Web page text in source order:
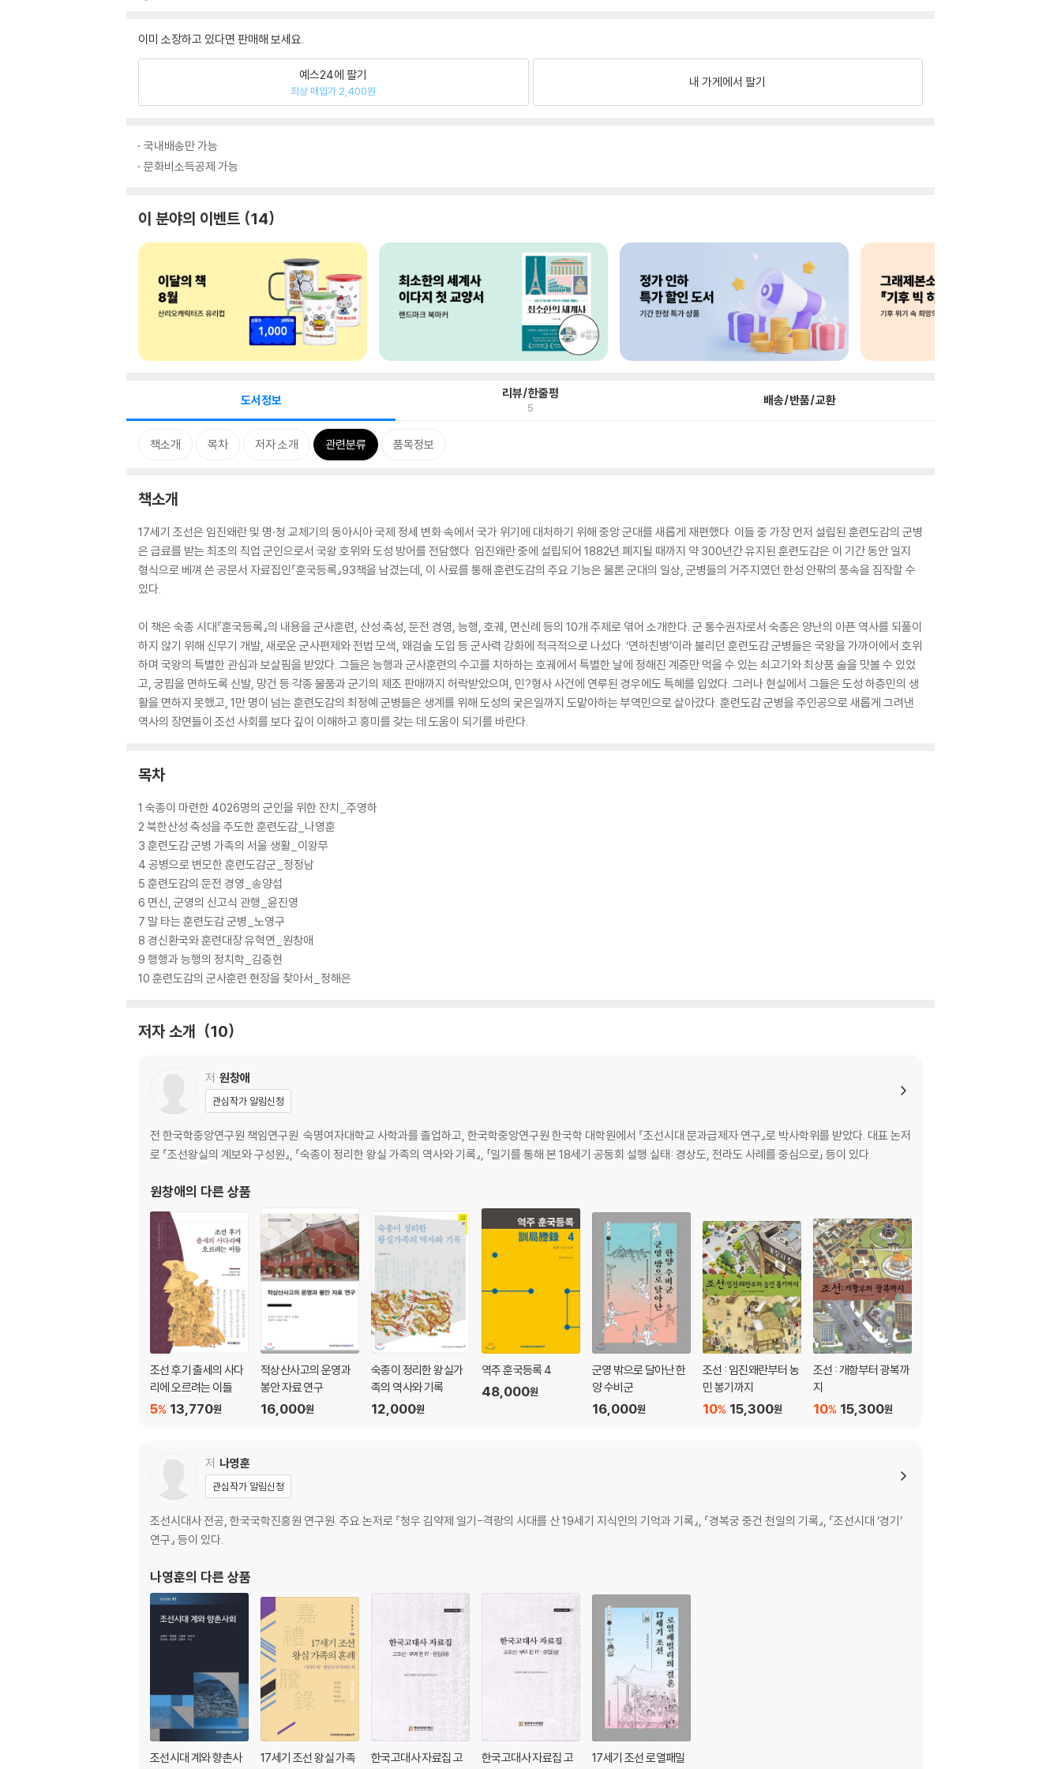
이미 소장하고 있다면 판매해 보세요.
예스24에 팔기
최상 매입가 2,400원
내 가게에서 팔기
국내배송만 가능
문화비소득공제 가능
이 분야의 이벤트 14
도서정보 리뷰/한줄평
5 배송/반품/교환
책소개 목차 저자 소개 관련분류 품목정보
책소개
17세기 조선은 임진왜란 및 명·청 교체기의 동아시아 국제 정세 변화 속에서 국가 위기에 대처하기 위해 중앙 군대를 새롭게 재편했다. 이들 중 가장 먼저 설립된 훈련도감의 군병
은 급료를 받는 최초의 직업 군인으로서 국왕 호위와 도성 방어를 전담했다. 임진왜란 중에 설립되어 1882년 폐지될 때까지 약 300년간 유지된 훈련도감은 이 기간 동안 일지
형식으로 베껴 쓴 공문서 자료집인『훈국등록』93책을 남겼는데, 이 사료를 통해 훈련도감의 주요 기능은 물론 군대의 일상, 군병들의 거주지였던 한성 안팎의 풍속을 짐작할 수
있다.
이 책은 숙종 시대『훈국등록』의 내용을 군사훈련, 산성 축성, 둔전 경영, 능행, 호궤, 면신례 등의 10개 주제로 엮어 소개한다. 군 통수권자로서 숙종은 양난의 아픈 역사를 되풀이
하지 않기 위해 신무기 개발, 새로운 군사편제와 전법 모색, 왜검술 도입 등 군사력 강화에 적극적으로 나섰다. ‘연하친병’이라 불리던 훈련도감 군병들은 국왕을 가까이에서 호위
하며 국왕의 특별한 관심과 보살핌을 받았다. 그들은 능행과 군사훈련의 수고를 치하하는 호궤에서 특별한 날에 정해진 계층만 먹을 수 있는 쇠고기와 최상품 술을 맛볼 수 있었
고, 궁핍을 면하도록 신발, 망건 등 각종 물품과 군기의 제조 판매까지 허락받았으며, 민?형사 사건에 연루된 경우에도 특혜를 입었다. 그러나 현실에서 그들은 도성 하층민의 생
활을 면하지 못했고, 1만 명이 넘는 훈련도감의 최정예 군병들은 생계를 위해 도성의 궂은일까지 도맡아하는 부역민으로 살아갔다. 훈련도감 군병을 주인공으로 새롭게 그려낸
역사의 장면들이 조선 사회를 보다 깊이 이해하고 흥미를 갖는 데 도움이 되기를 바란다.
목차
1 숙종이 마련한 4026명의 군인을 위한 잔치_주영하
2 북한산성 축성을 주도한 훈련도감_나영훈
3 훈련도감 군병 가족의 서울 생활_이왕무
4 공병으로 변모한 훈련도감군_정정남
5 훈련도감의 둔전 경영_송양섭
6 면신, 군영의 신고식 관행_윤진영
7 말 타는 훈련도감 군병_노영구
8 경신환국와 훈련대장 유혁연_원창애
9 행행과 능행의 정치학_김충현
10 훈련도감의 군사훈련 현장을 찾아서_정해은
저자 소개 10
저 원창애
관심작가 알림신청
전 한국학중앙연구원 책임연구원. 숙명여자대학교 사학과를 졸업하고, 한국학중앙연구원 한국학 대학원에서 『조선시대 문과급제자 연구』로 박사학위를 받았다. 대표 논저
로 『조선왕실의 계보와 구성원』, 『숙종이 정리한 왕실 가족의 역사와 기록』, 「일기를 통해 본 18세기 공동회 설행 실태: 경상도, 전라도 사례를 중심으로」 등이 있다.
원창애의 다른 상품
조선 후기 출세의 사다
리에 오르려는 이들
13,770원
5%
적상산사고의 운영과
봉안 자료 연구
16,000원
숙종이 정리한 왕실가
족의 역사와 기록
12,000원
역주 훈국등록 4
48,000원
군영 밖으로 달아난 한
양 수비군
16,000원
조선 : 임진왜란부터 농
민 봉기까지
15,300원
10%
조선 : 개항부터 광복까
지
15,300원
10%
저 나영훈
관심작가 알림신청
조선시대사 전공, 한국국학진흥원 연구원. 주요 논저로 『청우 김약제 일기-격랑의 시대를 산 19세기 지식인의 기억과 기록』, 『경복궁 중건 천일의 기록』, 『조선시대 ‘경기’
연구』 등이 있다.
나영훈의 다른 상품
조선시대 계와 향촌사
17세기 조선 왕실 가족
한국고대사 자료집 고
한국고대사 자료집 고
17세기 조선 로열패밀